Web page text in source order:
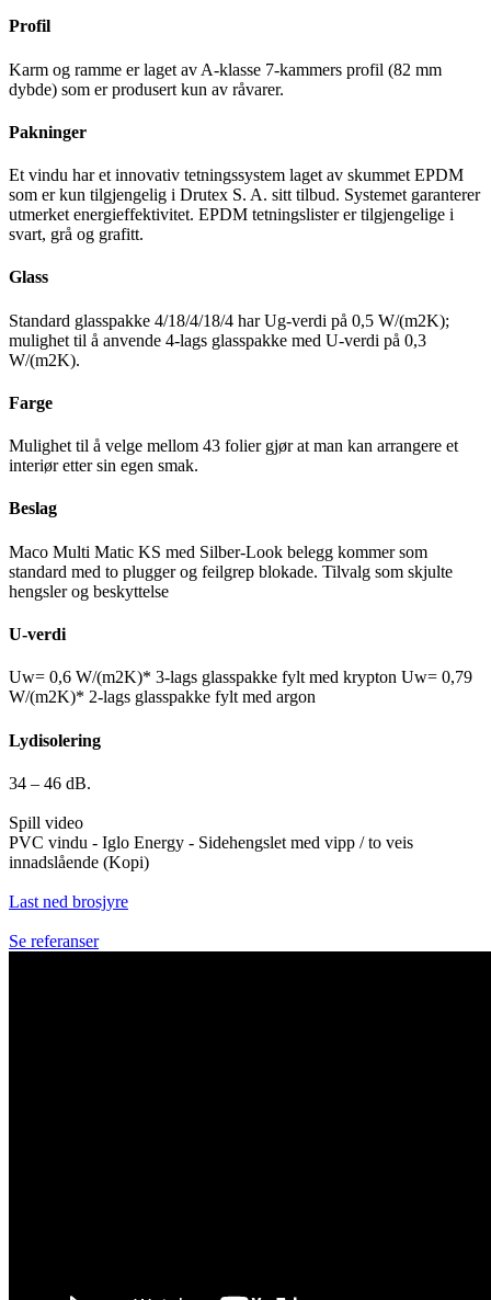
Profil
Karm og ramme er laget av A-klasse 7-kammers profil (82 mm
dybde) som er produsert kun av råvarer.
Pakninger
Et vindu har et innovativ tetningssystem laget av skummet EPDM
som er kun tilgjengelig i Drutex S. A. sitt tilbud. Systemet garanterer
utmerket energieffektivitet. EPDM tetningslister er tilgjengelige i
svart, grå og grafitt.
Glass
Standard glasspakke 4/18/4/18/4 har Ug-verdi på 0,5 W/(m2K);
mulighet til å anvende 4-lags glasspakke med U-verdi på 0,3
W/(m2K).
Farge
Mulighet til å velge mellom 43 folier gjør at man kan arrangere et
interiør etter sin egen smak.
Beslag
Maco Multi Matic KS med Silber-Look belegg kommer som
standard med to plugger og feilgrep blokade. Tilvalg som skjulte
hengsler og beskyttelse
U-verdi
Uw= 0,6 W/(m2K)* 3-lags glasspakke fylt med krypton Uw= 0,79
W/(m2K)* 2-lags glasspakke fylt med argon
Lydisolering
34 – 46 dB.
Spill video
PVC vindu - Iglo Energy - Sidehengslet med vipp / to veis
innadslående (Kopi)
Last ned brosjyre
Se referanser